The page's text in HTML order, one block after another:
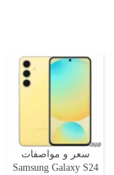
سعر و مواصفات
Samsung Galaxy S24